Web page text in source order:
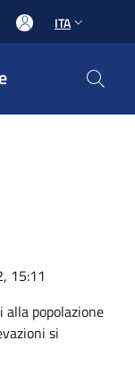
ITA
15:11
popolazione
si